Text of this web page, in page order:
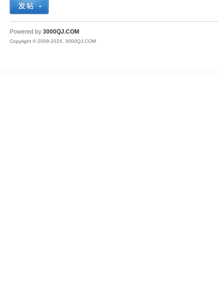
QJ
Powered by 3000QJ.COM
Copyright © 2009-2024, 3000QJ.COM